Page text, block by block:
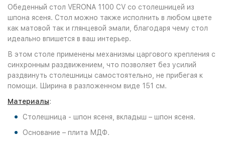
Обеденный стол VERONA 1100 CV со столешницей из
шпона ясеня. Стол можно также исполнить в любом цвете
как матовой так и глянцевой эмали, благодаря чему стол
идеально впишется в ваш интерьер.
В этом столе применены механизмы царгового крепления с
синхронным раздвижением, что позволяет без усилий
раздвинуть столешницы самостоятельно, не прибегая к
помощи. Ширина в разложенном виде 151 см.
Материалы:
Столешница - шпон ясеня, вкладыш – шпон ясеня.
Основание – плита МДФ.